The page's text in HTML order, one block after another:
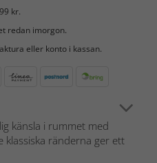
kr.
redan imorgon.
eller konto i kassan.
känsla i rummet med
klassiska ränderna ger ett